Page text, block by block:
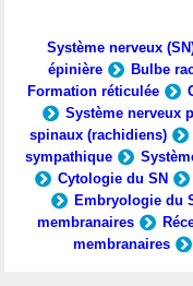
Système nerveux
épinière
Bulbe
Formation réticulée
Système nerveux
spinaux (rachidiens)
sympathique
Cytologie du SN
Embryologie du
membranaires
membranaires